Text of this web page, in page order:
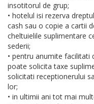
insotitorul de grup;
• hotelul isi rezerva
cash sau o copie a cartii
cheltuielile suplimentare
sederii;
• pentru anumite facilitati
poate solicita taxe
solicitati receptionerului
lor;
• in ultimii ani tot mai